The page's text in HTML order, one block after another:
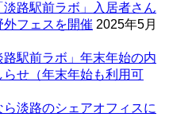
路駅前ラボ」入居者さん
フェスを開催 2025年5月
駅前ラボ」年末年始の内
せ（年末年始も利用可
淡路のシェアオフィスに